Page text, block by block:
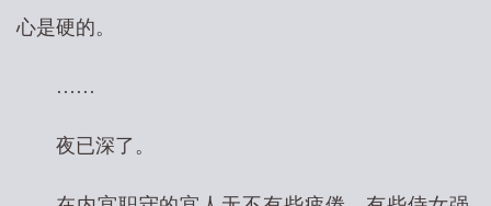
心是硬的。
……
夜已深了。